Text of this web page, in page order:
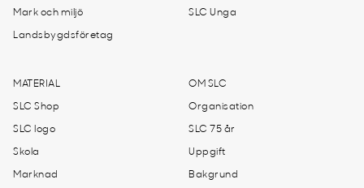
Mark och miljö
Landsbygdsföretag
SLC Unga
MATERIAL
SLC Shop
SLC logo
Skola
Marknad
OM SLC
Organisation
SLC 75 år
Uppgift
Bakgrund